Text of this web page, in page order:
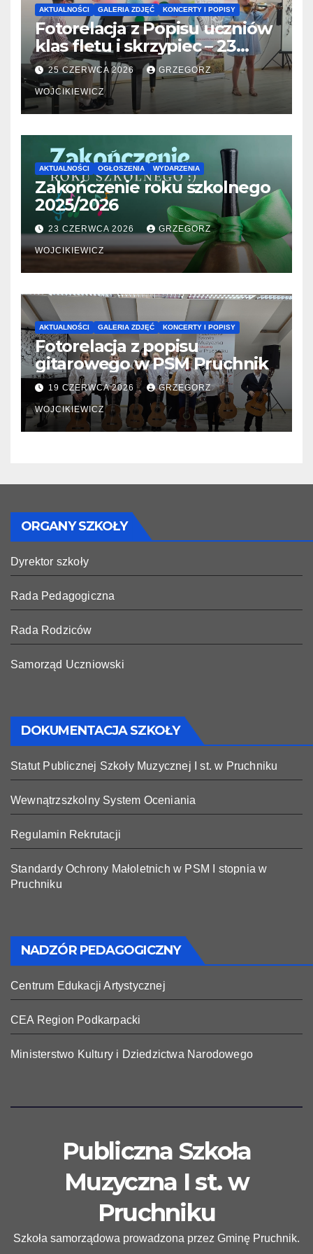
AKTUALNOŚCI GALERIA ZDJĘĆ KONCERTY I POPISY
Fotorelacja z Popisu uczniów
klas fletu i skrzypiec – 23
06.2026
25 CZERWCA 2026 GRZEGORZ
WOJCIKIEWICZ
AKTUALNOŚCI OGŁOSZENIA WYDARZENIA
Zakończenie roku szkolnego
2025/2026
23 CZERWCA 2026 GRZEGORZ
WOJCIKIEWICZ
AKTUALNOŚCI GALERIA ZDJĘĆ KONCERTY I POPISY
Fotorelacja z popisu
gitarowego w PSM Pruchnik
19 CZERWCA 2026 GRZEGORZ
WOJCIKIEWICZ
ORGANY SZKOŁY
Dyrektor szkoły
Rada Pedagogiczna
Rada Rodziców
Samorząd Uczniowski
DOKUMENTACJA SZKOŁY
Statut Publicznej Szkoły Muzycznej I st. w Pruchniku
Wewnątrzszkolny System Oceniania
Regulamin Rekrutacji
Standardy Ochrony Małoletnich w PSM I stopnia w
Pruchniku
NADZÓR PEDAGOGICZNY
Centrum Edukacji Artystycznej
CEA Region Podkarpacki
Ministerstwo Kultury i Dziedzictwa Narodowego
Publiczna Szkoła
Muzyczna I st. w
Pruchniku
Szkoła samorządowa prowadzona przez Gminę Pruchnik.